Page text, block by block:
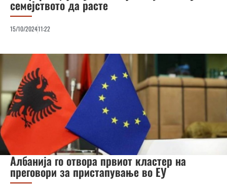
семејството да расте
15/10/202411:22
Албанија го отвора првиот кластер на
преговори за пристапување во ЕУ